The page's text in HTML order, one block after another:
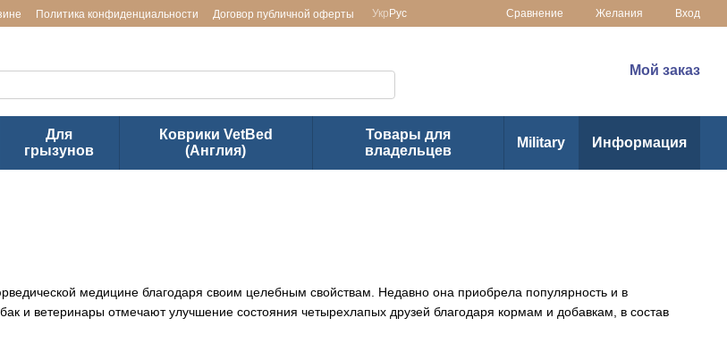
Политика конфиденциальности Договор публичной оферты Укр Рус Сравнение Желания Вход
Мой заказ
Для
грызунов
Коврики VetBed
(Англия)
Товары для
владельцев
Military Информация
медицине благодаря своим целебным свойствам. Недавно она приобрела популярность и в
и ветеринары отмечают улучшение состояния четырехлапых друзей благодаря кормам и добавкам, в состав